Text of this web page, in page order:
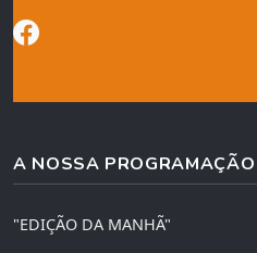
A NOSSA PROGRAMAÇÃO
"EDIÇÃO DA MANHÃ"